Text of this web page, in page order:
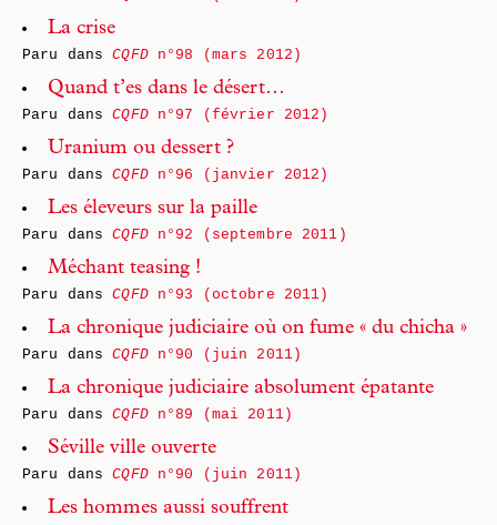
La crise
Paru dansCQFDn°98 (mars 2012)
Quand t’es dans le désert…
Paru dansCQFDn°97 (février 2012)
Uranium ou dessert ?
Paru dansCQFDn°96 (janvier 2012)
Les éleveurs sur la paille
Paru dansCQFDn°92 (septembre 2011)
Méchant teasing !
Paru dansCQFDn°93 (octobre 2011)
La chronique judiciaire où on fume « du chicha »
Paru dansCQFDn°90 (juin 2011)
La chronique judiciaire absolument épatante
Paru dansCQFDn°89 (mai 2011)
Séville ville ouverte
Paru dansCQFDn°90 (juin 2011)
Les hommes aussi souffrent